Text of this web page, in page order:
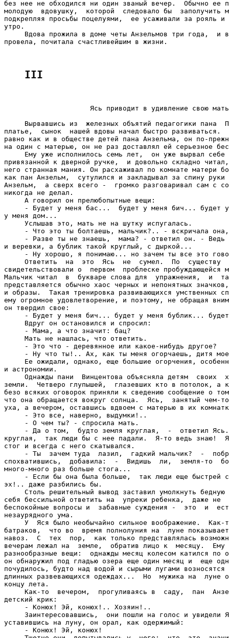
без нее не обходился ни один званый вечер.  Обычно ее
молодую  вдовушку,  которой  следовало бы  заполучить
подкрепляя просьбы поцелуями,  ее усаживали за рояль и
утро.
Вдова прожила в доме четы Анзельмов три года,  и
провела, почитала счастливейшим в жизни.
III